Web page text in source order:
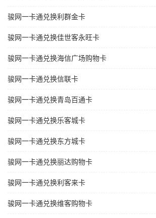
骏网一卡通兑换利群金卡
骏网一卡通兑换佳世客永旺卡
骏网一卡通兑换海信广场购物卡
骏网一卡通兑换信联卡
骏网一卡通兑换青岛百通卡
骏网一卡通兑换乐客城卡
骏网一卡通兑换东方城卡
骏网一卡通兑换丽达购物卡
骏网一卡通兑换利客来卡
骏网一卡通兑换维客购物卡